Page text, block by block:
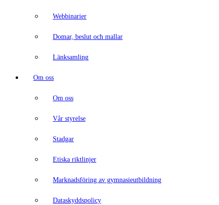
Webbinarier
Domar, beslut och mallar
Länksamling
Om oss
Om oss
Vår styrelse
Stadgar
Etiska riktlinjer
Marknadsföring av gymnasieutbildning
Dataskyddspolicy